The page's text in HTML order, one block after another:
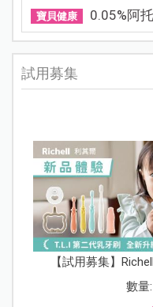
寶貝健康 0.05%阿
試用募集
【試用募集】
數量